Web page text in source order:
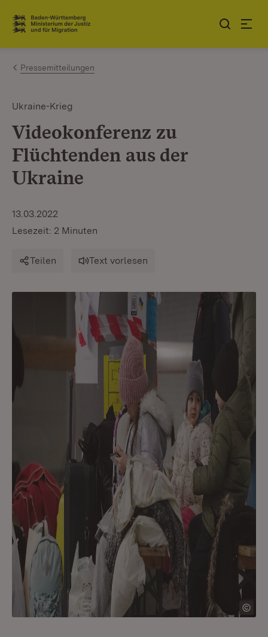
Zum Inhalt springen
Link zur Startseite
Pressemitteilungen
Ukraine-Krieg
Videokonferenz zu
Flüchtenden aus der
Ukraine
13.03.2022
Lesezeit: 2 Minuten
Teilen Text vorlesen